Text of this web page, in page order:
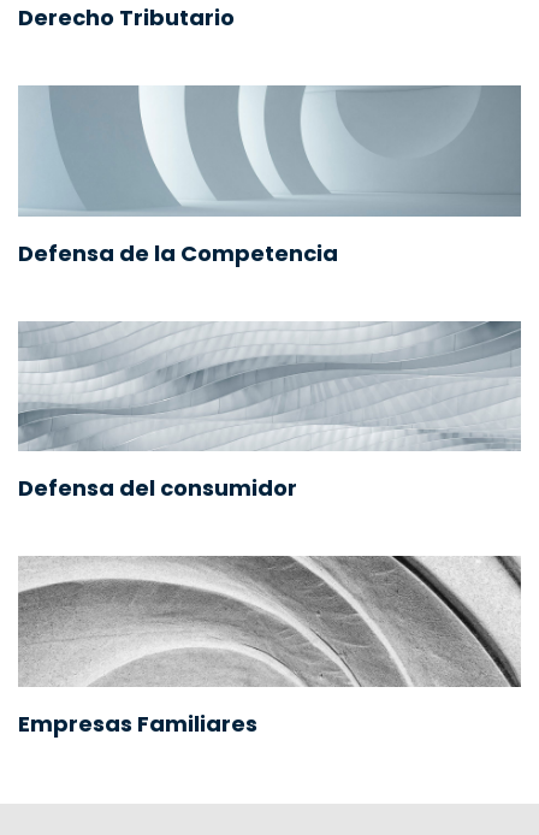
Derecho Tributario
Defensa de la Competencia
Defensa del consumidor
Empresas Familiares